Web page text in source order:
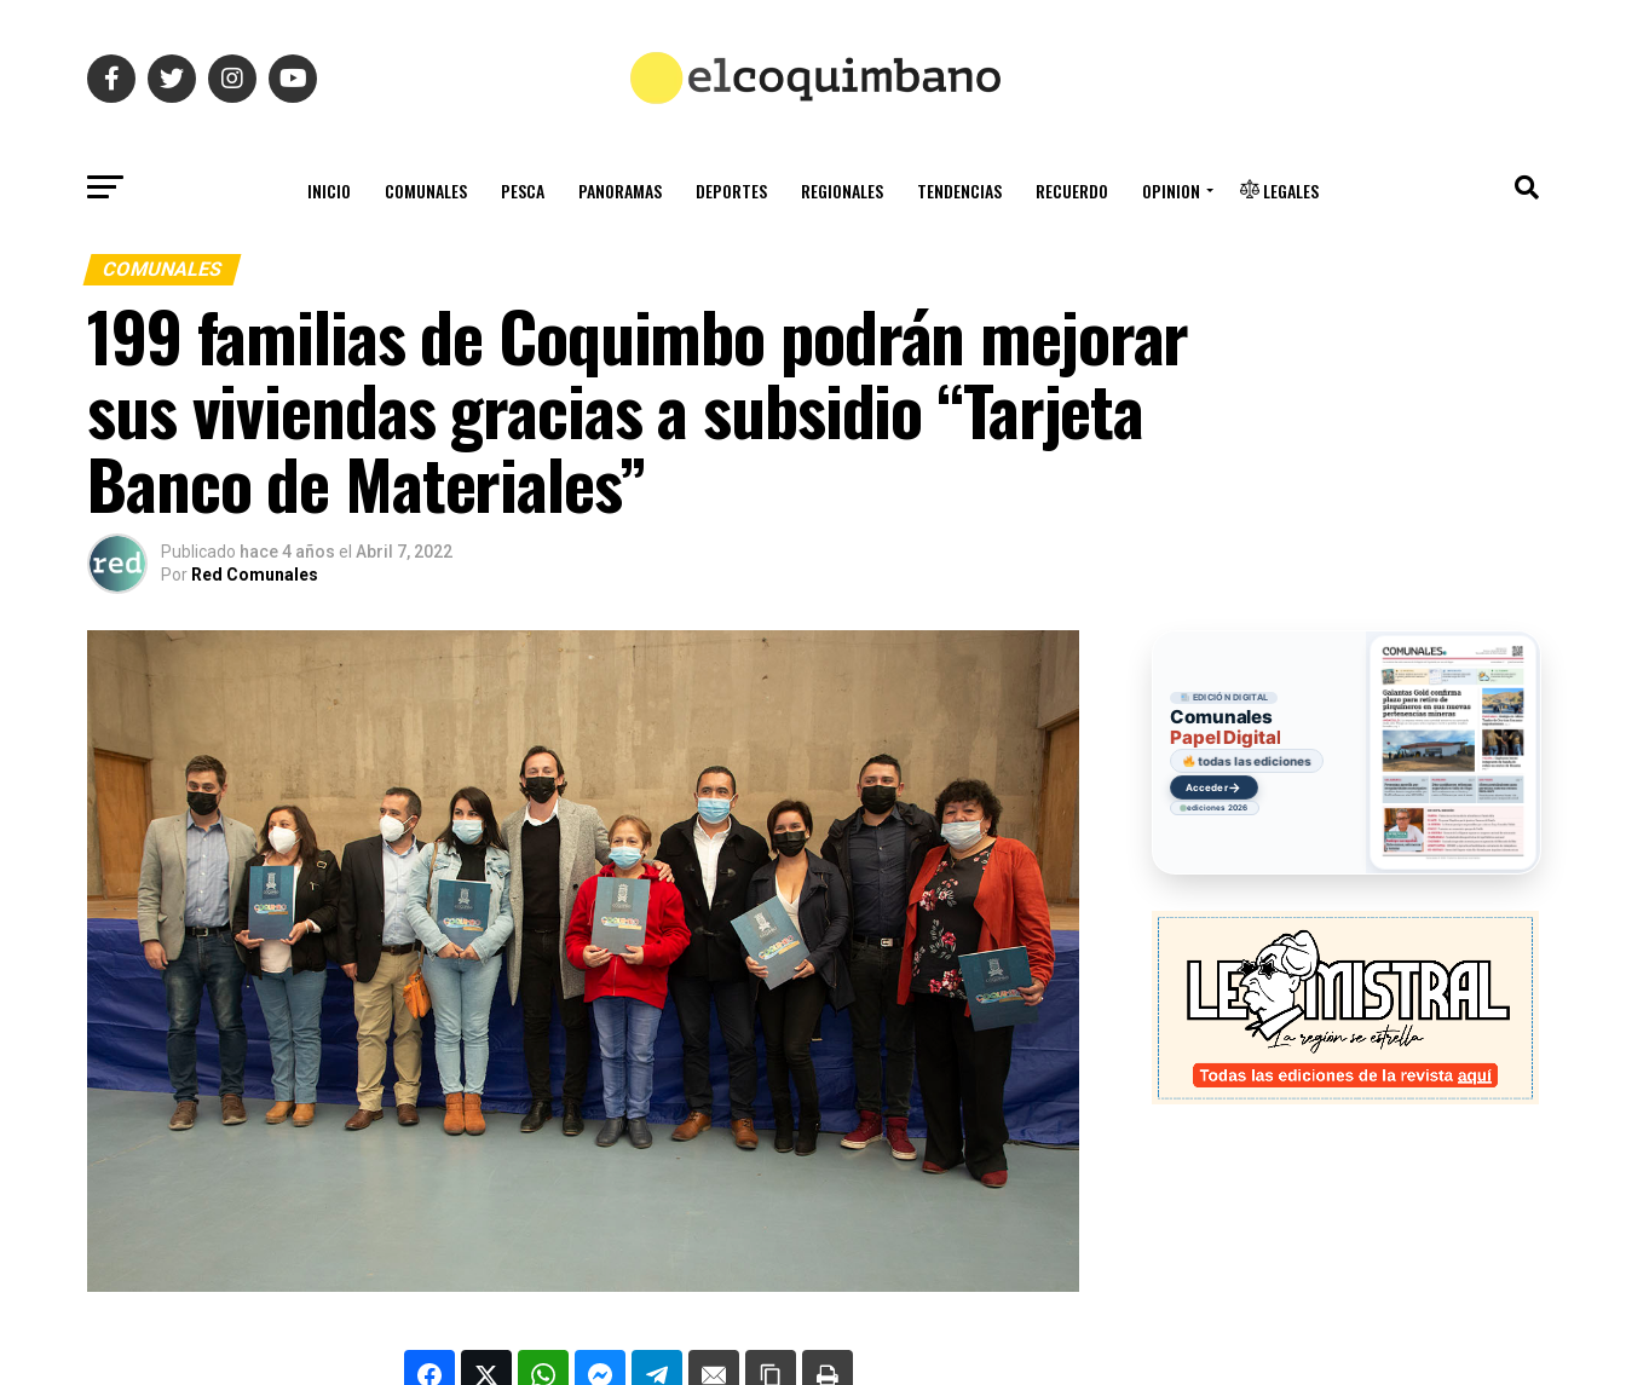
INICIO COMUNALES PESCA PANORAMAS DEPORTES REGIONALES TENDENCIAS RECUERDO OPINION LEGALES
COMUNALES
199 familias de Coquimbo podrán mejorar
sus viviendas gracias a subsidio “Tarjeta
Banco de Materiales”
Publicado hace 4 años el Abril 7, 2022
Por Red Comunales
EDICIÓN DIGITAL
Comunales
Papel Digital
todas las ediciones
Acceder→
ediciones 2026